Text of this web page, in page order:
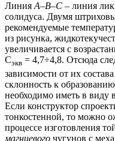
ЛинияА–В–С – линия
солидуса. Двумя
рекомендуемые
из рисунка,
увеличивается с
Сэкв = 4,7÷4,8. Отсюда
зависимости от их
склонность к
необходимо иметь в виду
Если конструктор
тонкостенной, то можно
процессе изготовления
магниевого чугунов с